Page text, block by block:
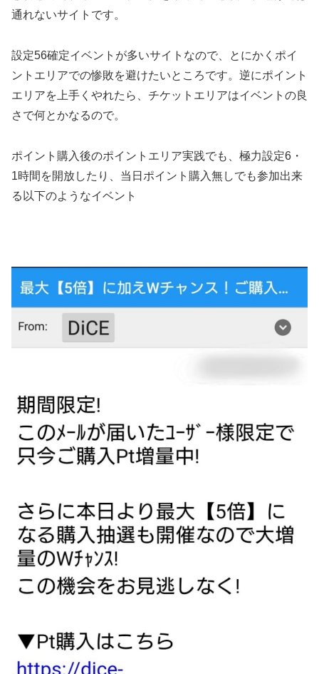
通れないサイトです。
設定56確定イベントが多いサイトなので、とにかくポイ
ントエリアでの惨敗を避けたいところです。 逆にポイント
エリアを上手くやれたら、チケットエリアはイベントの良
さで何とかなるので。
ポイント購入後のポイントエリア実践でも、極力設定6・
1時間を開放したり、当日ポイント購入無しでも参加出来
る以下のようなイベント